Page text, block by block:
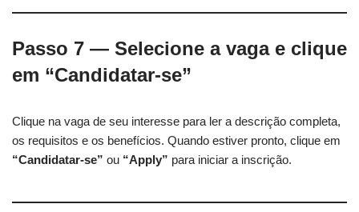
Passo 7 — Selecione a vaga e clique
em “Candidatar-se”
Clique na vaga de seu interesse para ler a descrição completa,
os requisitos e os benefícios. Quando estiver pronto, clique em
“Candidatar-se” ou “Apply” para iniciar a inscrição.